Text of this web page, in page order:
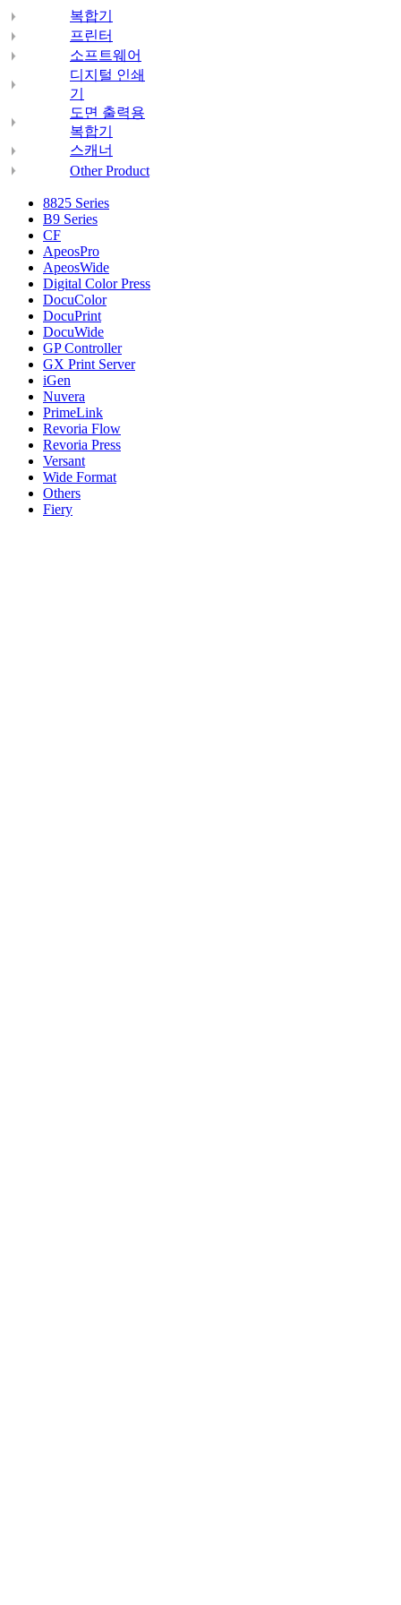
복합기
프린터
소프트웨어
디지털 인쇄
기
도면 출력용
복합기
스캐너
Other Product
8825 Series
B9 Series
CF
ApeosPro
ApeosWide
Digital Color Press
DocuColor
DocuPrint
DocuWide
GP Controller
GX Print Server
iGen
Nuvera
PrimeLink
Revoria Flow
Revoria Press
Versant
Wide Format
Others
Fiery